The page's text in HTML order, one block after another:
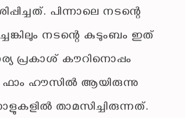
പിന്നാലെ നടന്റെ
നടന്റെ കുടുംബം ഇത്
പ്രകാശ് കൗറിനൊപ്പം
ഫാം ഹൗസില്‍ ആയിരുന്നു
താമസിച്ചിരുന്നത്.